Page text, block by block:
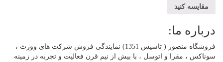
کنید
ما:
فروشگاه منصور ( تاسیس 1351) نمایندگی فروش شرکت های وورث ،
، مفرا و اتوسل ، با بیش از نیم قرن فعالیت و تجربه در زمینه